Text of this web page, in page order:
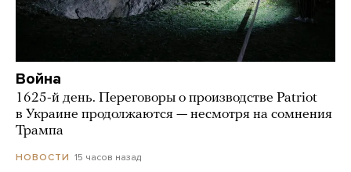
Война
1625-й день. Переговоры о производстве Patriot
в Украине продолжаются — несмотря на сомнения
Трампа
НОВОСТИ 15 часов назад